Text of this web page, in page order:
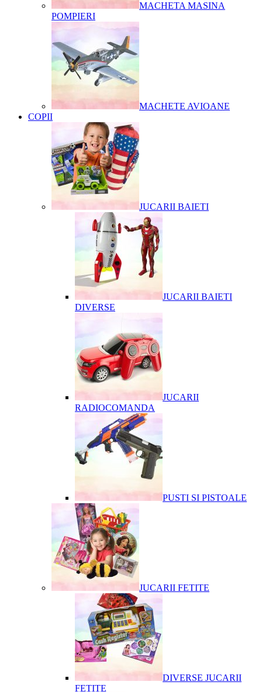
MACHETA MASINA
POMPIERI
MACHETE AVIOANE
COPII
JUCARII BAIETI
JUCARII BAIETI
DIVERSE
JUCARII
RADIOCOMANDA
PUSTI SI PISTOALE
JUCARII FETITE
DIVERSE JUCARII
FETITE